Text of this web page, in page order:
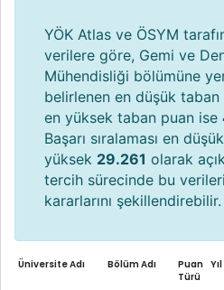
YÖK Atlas ve ÖSYM
verilere göre, Gemi ve
Mühendisliği bölümüne
belirlenen en düşük taban
en yüksek taban puan ise
Başarı sıralaması en düşük
yüksek 29.261 olarak
tercih sürecinde bu
kararlarını şekillendirebilir.
Üniversite Adı Bölüm Adı
Puan
Türü
Yıl